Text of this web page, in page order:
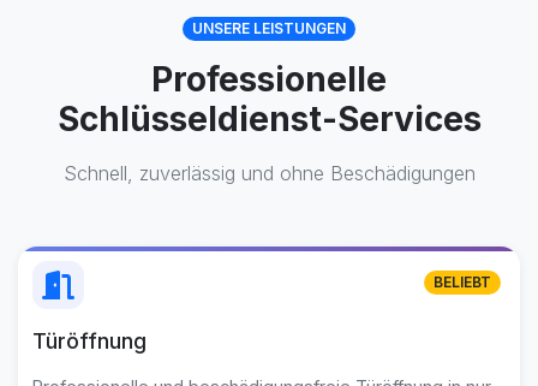
UNSERE LEISTUNGEN
Professionelle
Schlüsseldienst-Services
Schnell, zuverlässig und ohne Beschädigungen
Türöffnung
BELIEBT